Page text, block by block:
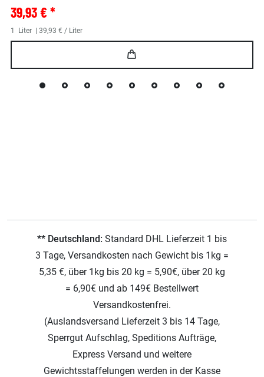
39,93 € *
1 Liter | 39,93 € / Liter
** Deutschland: Standard DHL Lieferzeit 1 bis
3 Tage, Versandkosten nach Gewicht bis 1kg =
5,35 €, über 1kg bis 20 kg = 5,90€, über 20 kg
= 6,90€ und ab 149€ Bestellwert
Versandkostenfrei.
(Auslandsversand Lieferzeit 3 bis 14 Tage,
Sperrgut Aufschlag, Speditions Aufträge,
Express Versand und weitere
Gewichtsstaffelungen werden in der Kasse